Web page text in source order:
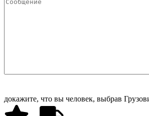
докажите, что вы человек, выбрав